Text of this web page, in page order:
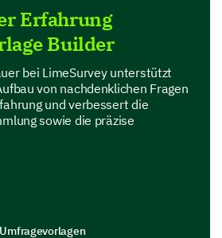
with the
1 to 10 (1- Highly
- Highly satisfied)
1 2
Erfahrung
Builder
bei LimeSurvey unterstützt
von nachdenklichen Fragen
und verbessert die
sowie die präzise